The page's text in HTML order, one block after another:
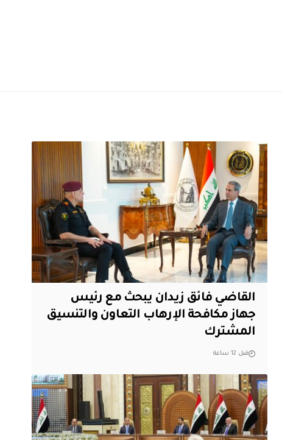
القاضي فائق زيدان يبحث مع رئيس
جهاز مكافحة الإرهاب التعاون والتنسيق
المشترك
قبل 12 ساعة